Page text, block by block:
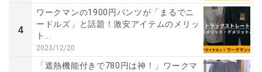
4
ワークマンの1900円パンツが「まるでニ
ードルズ」と話題！激安アイテムのメリッ
ト...
2023/12/20
「遮熱機能付きで780円は神！」ワークマ